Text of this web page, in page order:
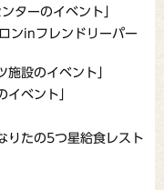
ターのイベント」
ンinフレンドリーパー
設のイベント」
イベント」
りたの5つ星給食レスト